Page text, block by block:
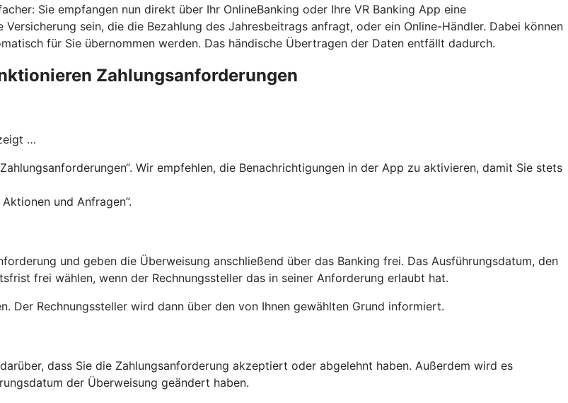
Sie empfangen nun direkt über Ihr OnlineBanking oder Ihre VR Banking App eine
sein, die die Bezahlung des Jahresbeitrags anfragt, oder ein Online-Händler. Dabei können
für Sie übernommen werden. Das händische Übertragen der Daten entfällt dadurch.
Zahlungsanforderungen
…
Wir empfehlen, die Benachrichtigungen in der App zu aktivieren, damit Sie stets
und Anfragen”.
und geben die Überweisung anschließend über das Banking frei. Das Ausführungsdatum, den
frei wählen, wenn der Rechnungssteller das in seiner Anforderung erlaubt hat.
Der Rechnungssteller wird dann über den von Ihnen gewählten Grund informiert.
dass Sie die Zahlungsanforderung akzeptiert oder abgelehnt haben. Außerdem wird es
der Überweisung geändert haben.